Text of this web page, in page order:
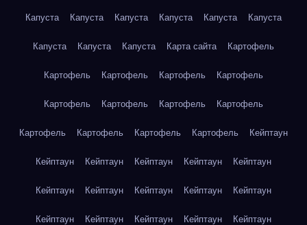
Капуста Капуста Капуста Капуста Капуста Капуста
Капуста Капуста Капуста Карта сайта Картофель
Картофель Картофель Картофель Картофель
Картофель Картофель Картофель Картофель
Картофель Картофель Картофель Картофель Кейптаун
Кейптаун Кейптаун Кейптаун Кейптаун Кейптаун
Кейптаун Кейптаун Кейптаун Кейптаун Кейптаун
Кейптаун Кейптаун Кейптаун Кейптаун Кейптаун